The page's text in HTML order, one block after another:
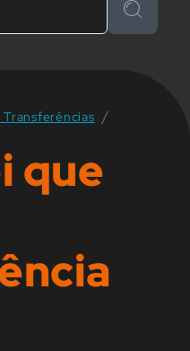
Buscar
/
que